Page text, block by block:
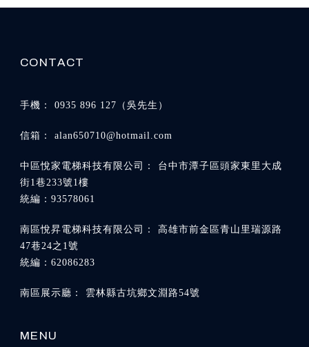
0935 896 127
雲林縣古坑鄉文淵路54號
alan650710@hotmail.com
台中市潭子區頭家東里大成
街1巷233號1樓
高雄市前金區青山里瑞源路
47巷24之1號